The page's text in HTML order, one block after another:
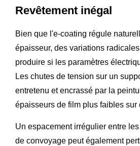
Revêtement inégal
Bien que l'e-coating régule
épaisseur, des variations
produire si les paramètres
Les chutes de tension sur un
entretenu et encrassé par la
épaisseurs de film plus faibles sur
Un espacement irrégulier entre
de convoyage peut également